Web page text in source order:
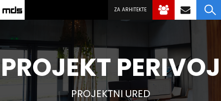
ZA ARHITEKTE
PROJEKT PERIVOJ
PROJEKTNI URED